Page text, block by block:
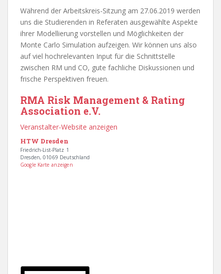
Während der Arbeitskreis-Sitzung am 27.06.2019 werden
uns die Studierenden in Referaten ausgewählte Aspekte
ihrer Modellierung vorstellen und Möglichkeiten der
Monte Carlo Simulation aufzeigen. Wir können uns also
auf viel hochrelevanten Input für die Schnittstelle
zwischen RM und CO, gute fachliche Diskussionen und
frische Perspektiven freuen.
RMA Risk Management & Rating
Association e.V.
Veranstalter-Website anzeigen
HTW Dresden
Friedrich-List-Platz 1
Dresden, 01069 Deutschland
Google Karte anzeigen